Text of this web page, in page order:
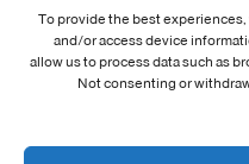
To provide the best
and/or access device
allow us to process data such as
Not consenting or
- تبسة